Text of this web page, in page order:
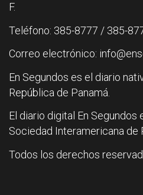
F.
Teléfono: 385-8777 / 385-
Correo electrónico:
En Segundos es el diario
República de Panamá.
El diario digital En Segundos
Sociedad Interamericana de
Todos los derechos